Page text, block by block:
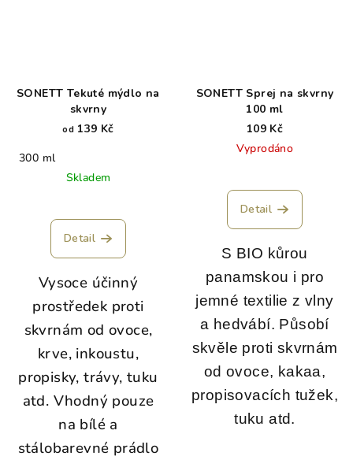
SONETT Tekuté mýdlo na
skvrny
od 139 Kč
300 ml
Skladem
Detail
Vysoce účinný
prostředek proti
skvrnám od ovoce,
krve, inkoustu,
propisky, trávy, tuku
atd. Vhodný pouze
na bílé a
stálobarevné prádlo
SONETT Sprej na skvrny
100 ml
109 Kč
Vyprodáno
Detail
S BIO kůrou
panamskou i pro
jemné textilie z vlny
a hedvábí. Působí
skvěle proti skvrnám
od ovoce, kakaa,
propisovacích tužek,
tuku atd.